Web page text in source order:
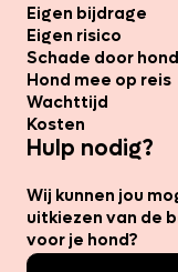
Eigen bijdrage
Eigen risico
Schade door hond
Hond mee op reis
Wachttijd
Kosten
Hulp nodig?
Wij kunnen jou
uitkiezen van de
voor je hond?